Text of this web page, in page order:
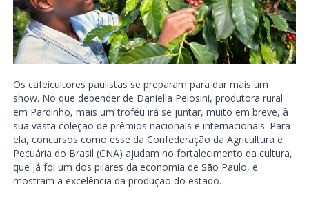
Os cafeicultores paulistas se preparam para dar mais um
show. No que depender de Daniella Pelosini, produtora rural
em Pardinho, mais um troféu irá se juntar, muito em breve, à
sua vasta coleção de prêmios nacionais e internacionais. Para
ela, concursos como esse da Confederação da Agricultura e
Pecuária do Brasil (CNA) ajudam no fortalecimento da cultura,
que já foi um dos pilares da economia de São Paulo, e
mostram a excelência da produção do estado.